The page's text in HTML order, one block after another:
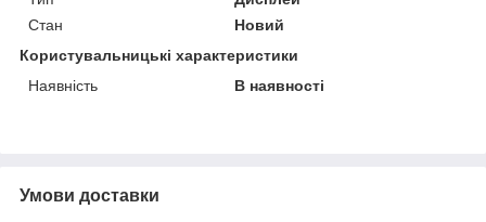
Стан
Новий
Користувальницькі характеристики
Наявність
В наявності
Умови доставки